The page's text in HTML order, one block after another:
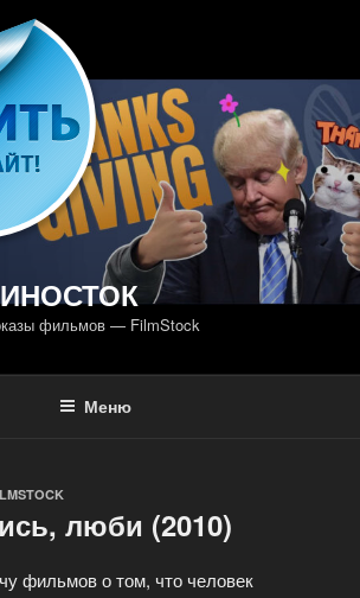
фильмов — FilmStock
Меню
люби (2010)
фильмов о том, что человек